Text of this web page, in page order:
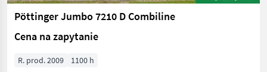
Pöttinger Jumbo 7210 D Combiline
Cena na zapytanie
R. prod. 2009
1100 h